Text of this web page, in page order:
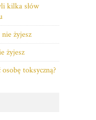
kilka słów
żyjesz
żyjesz
toksyczną?